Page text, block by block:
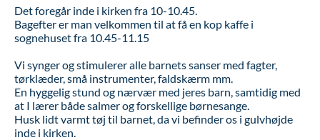
Det foregår inde i kirken fra 10-10.45.
Bagefter er man velkommen til at få en kop kaffe i
sognehuset fra 10.45-11.15
Vi synger og stimulerer alle barnets sanser med fagter,
tørklæder, små instrumenter, faldskærm mm.
En hyggelig stund og nærvær med jeres barn, samtidig med
at I lærer både salmer og forskellige børnesange.
Husk lidt varmt tøj til barnet, da vi befinder os i gulvhøjde
inde i kirken.